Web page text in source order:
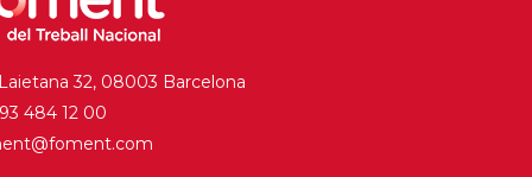
32, 08003 Barcelona
484 12 00